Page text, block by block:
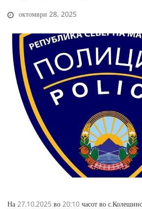
октомври 28, 2025
На 27.10.2025 во 20:10 часот во